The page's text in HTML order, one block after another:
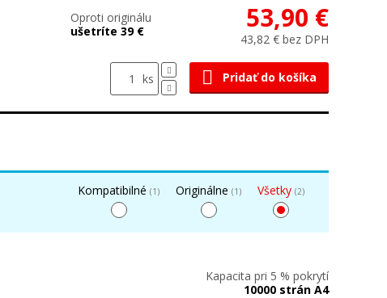
Oproti originálu
ušetríte 39 €
53,90 €
43,82 € bez DPH
ks Pridať do košíka
Kompatibilné (1) Originálne (1) Všetky (2)
Kapacita pri 5 % pokrytí
10000 strán A4